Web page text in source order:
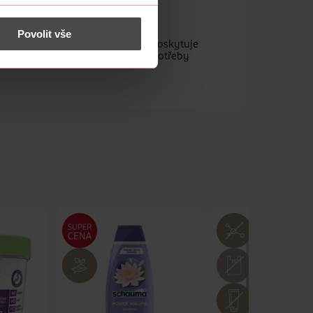
osobní údaje.
Povolit vše
dosažením trendových účesů. Poskytuje
je vytvořen pro individuální potřeby